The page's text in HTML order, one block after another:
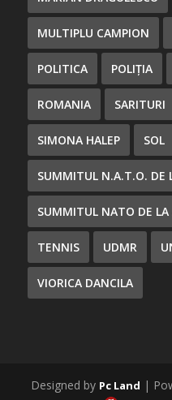
MULTIPLU CAMPION
POLITICA POLIȚIA
ROMANIA SARITURI
SIMONA HALEP SOL
SUMMITUL N.A.T.O. DE
SUMMITUL NATO DE LA
TENNIS UDMR
VIORICA DANCILA
Designed by Pc Land |